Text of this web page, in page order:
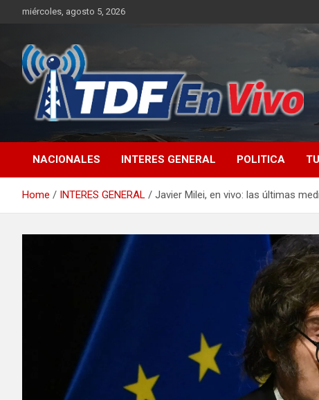
miércoles, agosto 5, 2026
NACIONALES INTERES GENERAL POLITICA
Home INTERES GENERAL Javier Milei, en vivo: las últimas